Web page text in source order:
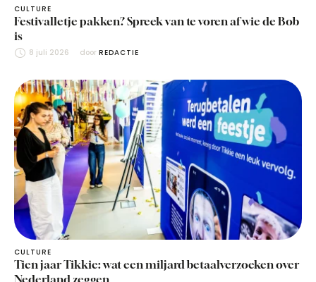
CULTURE
Festivalletje pakken? Spreek van te voren af wie de Bob
is
8 juli 2026 door REDACTIE
CULTURE
Tien jaar Tikkie: wat een miljard betaalverzoeken over